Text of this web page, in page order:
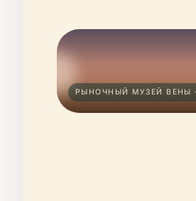
РЫНОЧНЫЙ МУЗЕЙ ВЕНЫ